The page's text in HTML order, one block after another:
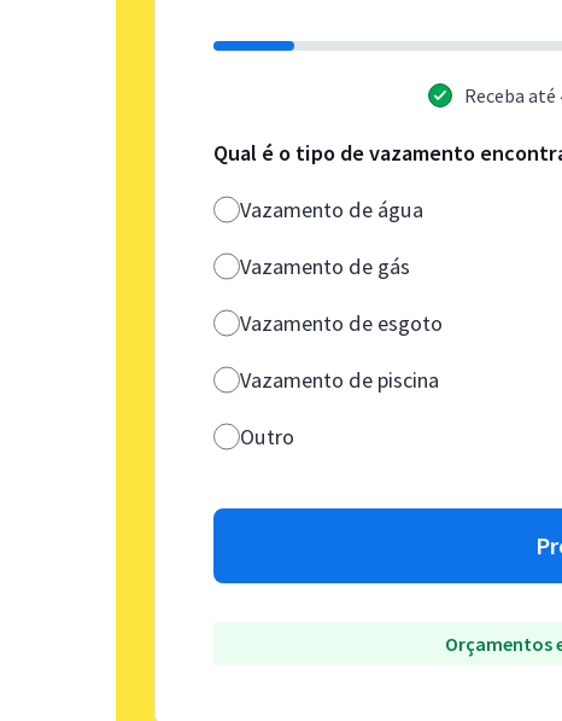
Receba
Qual é o tipo de vazamento
Vazamento de água
Vazamento de gás
Vazamento de esgoto
Vazamento de piscina
Outro
Orçamentos